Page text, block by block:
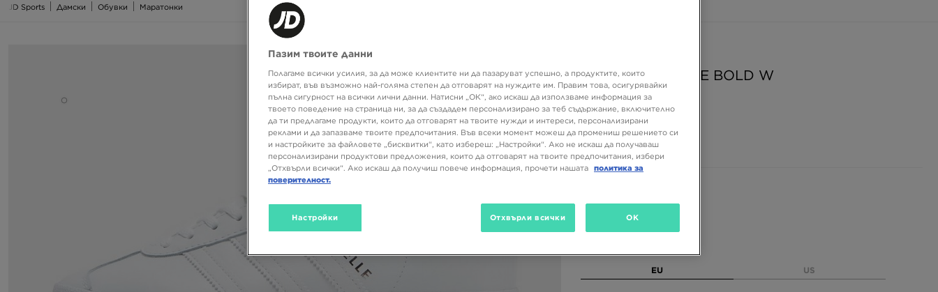
JD Sports Дамски Обувки Маратонки
ADIDAS GAZELLE BOLD W
79,25 €
155,00 ЛВ.
Бял
EU US
Пазим твоите данни
Полагаме всички усилия, за да може клиентите ни да пазаруват успешно, а продуктите, които
избират, във възможно най-голяма степен да отговарят на нуждите им. Правим това, осигурявайки
пълна сигурност на всички лични данни. Натисни „ОК“, ако искаш да използваме информация за
твоето поведение на страница ни, за да създадем персонализирано за теб съдържание, включително
да ти предлагаме продукти, които да отговарят на твоите нужди и интереси, персонализирани
реклами и да запазваме твоите предпочитания. Във всеки момент можеш да промениш решението си
и настройките за файловете „бисквитки“, като избереш: „Настройки“. Ако не искаш да получаваш
персонализирани продуктови предложения, които да отговарят на твоите предпочитания, избери
„Отхвърли всички“. Ако искаш да получиш повече информация, прочети нашата политика за
поверителност.
Настройки Отхвърли всички OK